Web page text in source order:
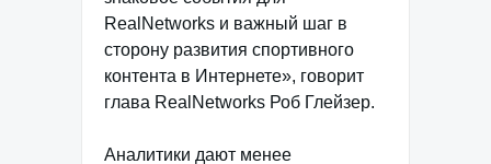
RealNetworks и важный шаг в
сторону развития спортивного
контента в Интернете», говорит
глава RealNetworks Роб Глейзер.
Аналитики дают менее